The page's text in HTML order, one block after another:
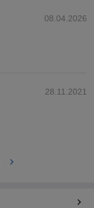
08.04.2026
28.11.2021